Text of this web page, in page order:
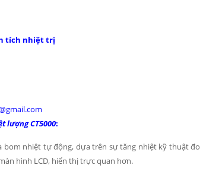
tích nhiệt trị
lượng CT5000:
bom nhiệt tự động, dựa trên sự tăng nhiệt kỹ thuật
hình LCD, hiển thị trực quan hơn.